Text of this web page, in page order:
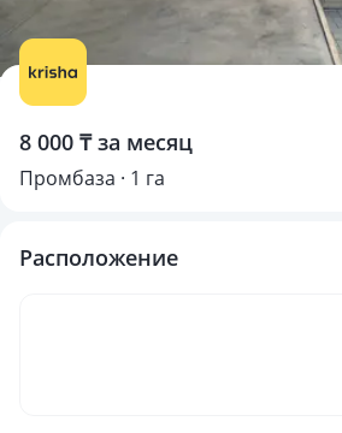
8 000 ₸ за месяц
Промбаза · 1 га
Расположение